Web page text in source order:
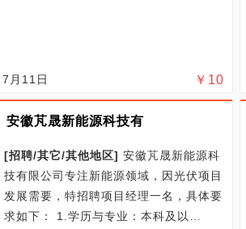
￥ 10
7月11日
安徽芃晟新能源科技有
[招聘/其它/其他地区] 安徽芃晟新能源科
技有限公司专注新能源领域，因光伏项目
发展需要，特招聘项目经理一名，具体要
求如下： 1.学历与专业：本科及以…